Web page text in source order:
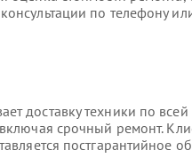
по телефону
доставку техники по
срочный ремонт.
постгарантийное